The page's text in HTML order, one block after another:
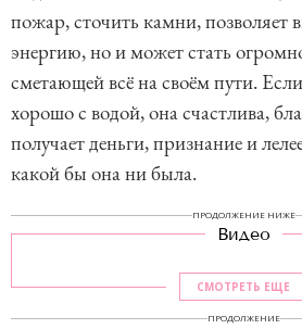
пожар, сточить камни, позволяет
энергию, но и может стать
сметающей всё на своём пути.
хорошо с водой, она счастлива,
получает деньги, признание и
какой бы она ни была.
ПРОДОЛЖЕНИЕ НИЖЕ
Видео
СМОТРЕТЬ ЕЩЕ
ПРОДОЛЖЕНИЕ